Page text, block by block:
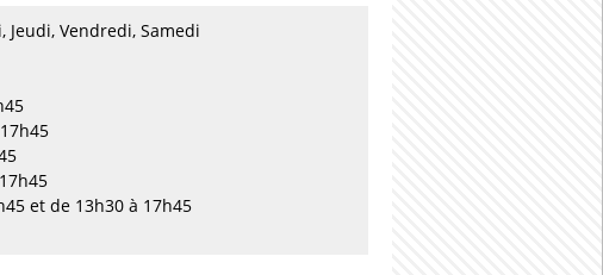
Vendredi, Samedi
et de 13h30 à 17h45